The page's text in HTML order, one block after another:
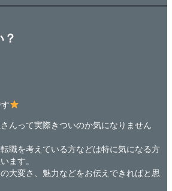
んって実際きついのか気になりません
職を考えている方などは特に気になる方
ます。
大変さ、魅力などをお伝えできればと思